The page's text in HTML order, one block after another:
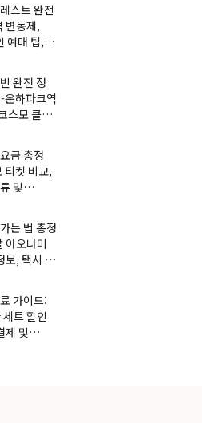
스트 완전
변동제,
예매 팁, 쿠
완전 정
운하파크역
스모 클락
광 코스
금 총정
티켓 비교,
및
할인 예
는 법 총정
아오나미
보, 택시 요
가이드:
트 할인
제 및